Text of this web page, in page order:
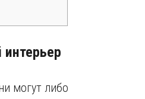
могут либо